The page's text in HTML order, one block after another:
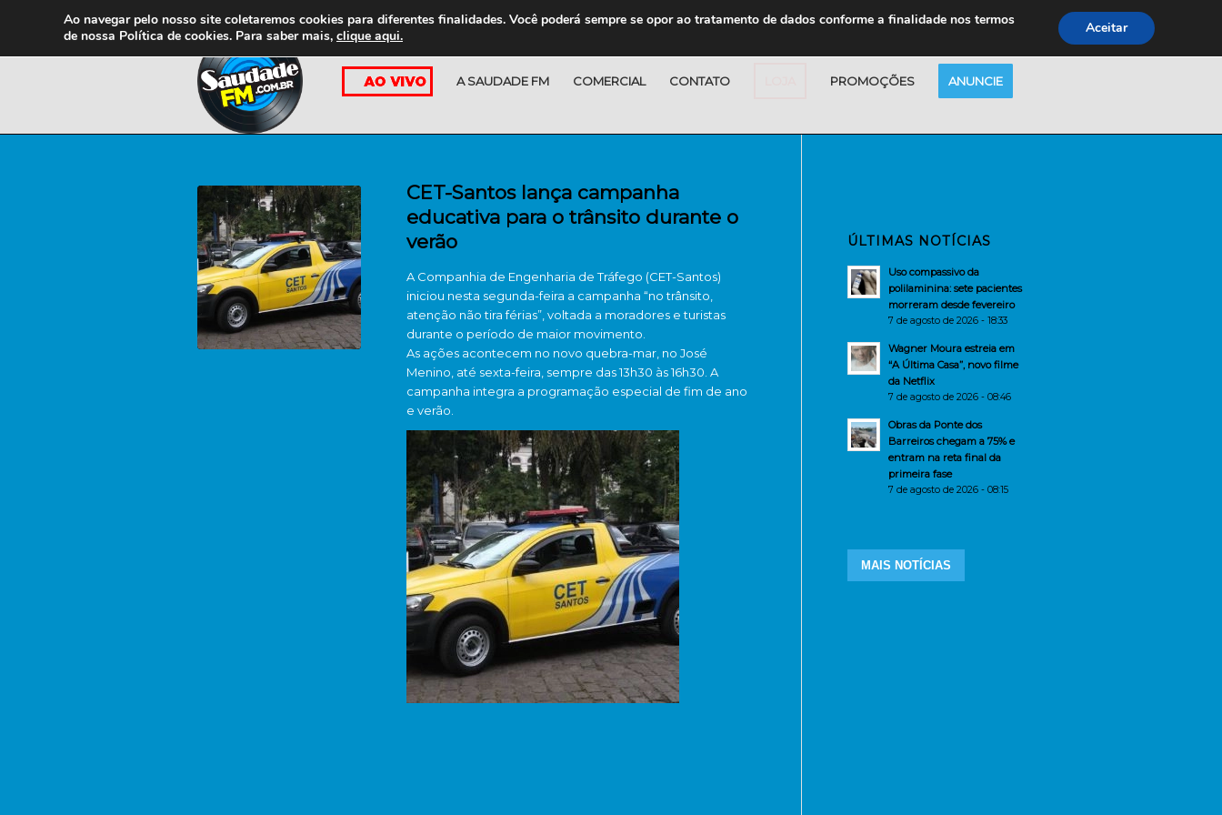
A SAUDADE FM COMERCIAL CONTATO PROMOÇÕES ANUNCIE
CET-Santos lança campanha
educativa para o trânsito durante o
verão
A Companhia de Engenharia de Tráfego (CET-Santos)
iniciou nesta segunda-feira a campanha “no trânsito,
atenção não tira férias”, voltada a moradores e turistas
durante o período de maior movimento.
As ações acontecem no novo quebra-mar, no José
Menino, até sexta-feira, sempre das 13h30 às 16h30. A
campanha integra a programação especial de fim de ano
e verão.
ÚLTIMAS NOTÍCIAS
Uso compassivo da
polilaminina: sete pacientes
morreram desde fevereiro
7 de agosto de 2026 - 18:33
Wagner Moura estreia em
“A Última Casa”, novo filme
da Netflix
7 de agosto de 2026 - 08:46
Obras da Ponte dos
Barreiros chegam a 75% e
entram na reta final da
primeira fase
7 de agosto de 2026 - 08:15
MAIS NOTÍCIAS
Ao navegar pelo nosso site coletaremos cookies para diferentes finalidades. Você poderá sempre se opor ao tratamento de dados conforme a finalidade nos termos
de nossa Política de cookies. Para saber mais, clique aqui. Aceitar